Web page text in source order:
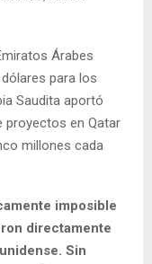
Árabes
para los
Saudita aportó
proyectos en Qatar
millones cada
imposible
directamente
Sin